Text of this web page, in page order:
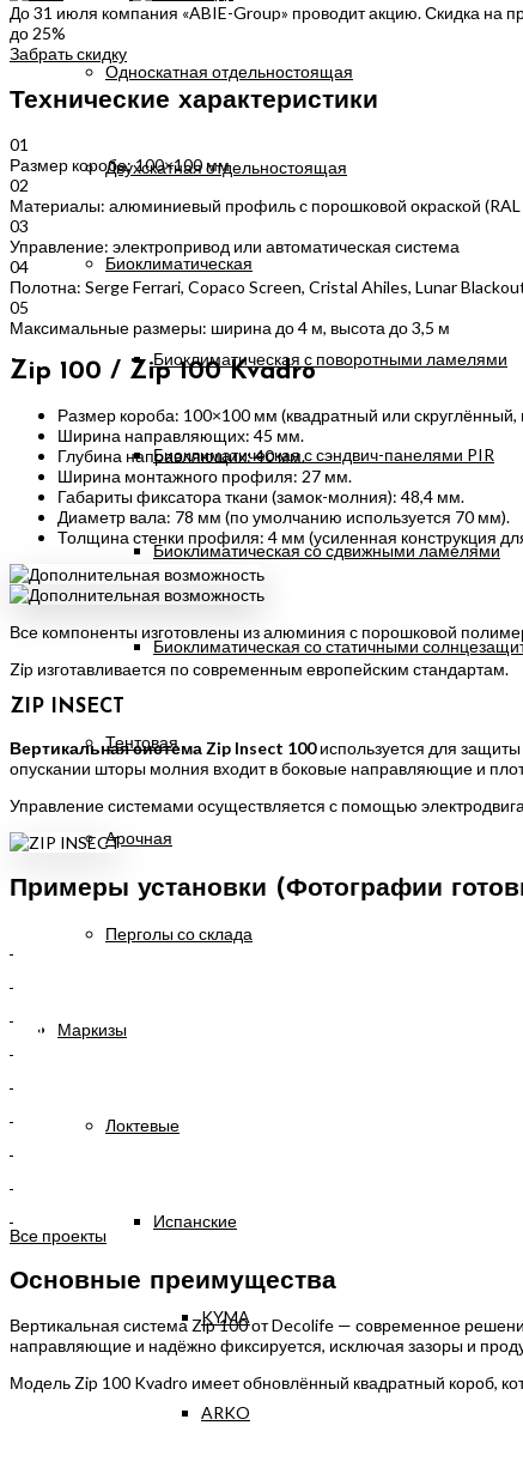
Односкатная отдельностоящая
Двухскатная отдельностоящая
Биоклиматическая
Биоклиматическая с поворотными ламелями
Биоклиматическая с сэндвич-панелями PIR
Биоклиматическая со сдвижными ламелями
Биоклиматическая со статичными
Тентовая
Арочная
Перголы со склада
Маркизы
Локтевые
Испанские
KYMA
ARKO
До 31 июля компания «ABIE-Group» проводит акцию. Скидка на
до 25%
Забрать скидку
Технические характеристики
01
Размер короба: 100×100 мм
02
Материалы: алюминиевый профиль с порошковой окраской (RAL
03
Управление: электропривод или автоматическая система
04
Полотна: Serge Ferrari, Copaco Screen, Cristal Ahiles, Lunar
05
Максимальные размеры: ширина до 4 м, высота до 3,5 м
Zip 100 / Zip 100 Kvadro
Размер короба: 100×100 мм (квадратный или скруглённый,
Ширина направляющих: 45 мм.
Глубина направляющих: 40 мм.
Ширина монтажного профиля: 27 мм.
Габариты фиксатора ткани (замок-молния): 48,4 мм.
Диаметр вала: 78 мм (по умолчанию используется 70 мм).
Толщина стенки профиля: 4 мм (усиленная конструкция
Все компоненты изготовлены из алюминия с порошковой
Zip изготавливается по современным европейским стандартам.
ZIP INSECT
Вертикальная система Zip Insect 100используется для
опускании шторы молния входит в боковые направляющие и
Управление системами осуществляется с помощью
Примеры установки (Фотографии
Все проекты
Основные преимущества
Вертикальная система Zip 100 от Decolife — современное
направляющие и надёжно фиксируется, исключая зазоры и
Модель Zip 100 Kvadro имеет обновлённый квадратный короб,